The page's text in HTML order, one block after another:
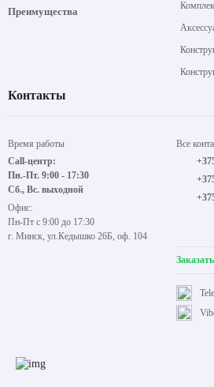
Преимущества
Контакты
Время работы
Call-центр:
Пн.-Пт. 9:00 - 17:30
Сб., Вс. выходной
Офис:
Пн-Пт с 9:00 до 17:30
г. Минск, ул.Кедышко 26Б, оф. 104
Все